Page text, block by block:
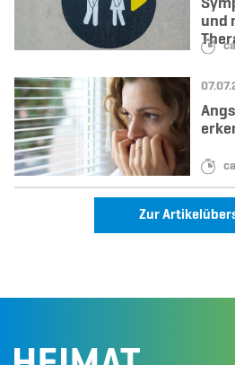
und
Zur